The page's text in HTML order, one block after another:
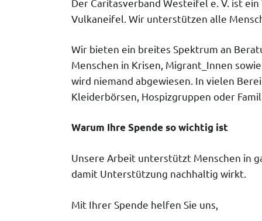
Der Caritasverband Westeifel e. V. ist
Vulkaneifel. Wir unterstützen alle
Wir bieten ein breites Spektrum an
Menschen in Krisen, Migrant_Innen
wird niemand abgewiesen. In vielen
Kleiderbörsen, Hospizgruppen oder
Warum Ihre Spende so wichtig ist
Unsere Arbeit unterstützt Menschen in
damit Unterstützung nachhaltig wirkt.
Mit Ihrer Spende helfen Sie uns,